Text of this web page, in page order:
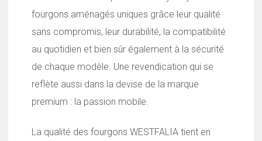
fourgons aménagés uniques grâce leur qualité
sans compromis, leur durabilité, la compatibilité
au quotidien et bien sûr également à la sécurité
de chaque modèle. Une revendication qui se
reflète aussi dans la devise de la marque
premium : la passion mobile.
La qualité des fourgons WESTFALIA tient en